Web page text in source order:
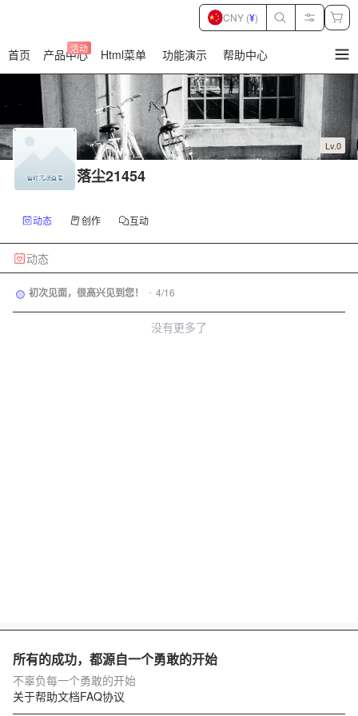
首页 产品中心
活动 Html菜单 功能演示 帮助中心
CNY (¥)
Lv.0
落尘21454
动态 创作 互动
动态
初次见面，很高兴见到您！ • 4/16
没有更多了
所有的成功，都源自一个勇敢的开始
不辜负每一个勇敢的开始
关于帮助文档FAQ协议